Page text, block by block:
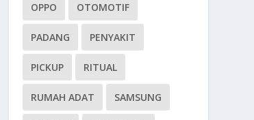
OPPO OTOMOTIF
PADANG PENYAKIT
PICKUP RITUAL
RUMAH ADAT SAMSUNG